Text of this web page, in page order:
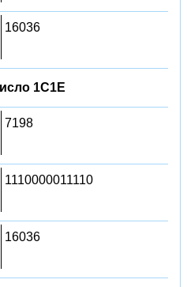
16036
1C1E
7198
1110000011110
16036